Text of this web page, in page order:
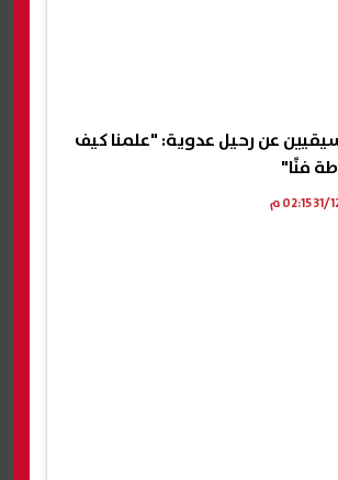
عن رحيل عدوية: "علمنا كيف
فنًا"